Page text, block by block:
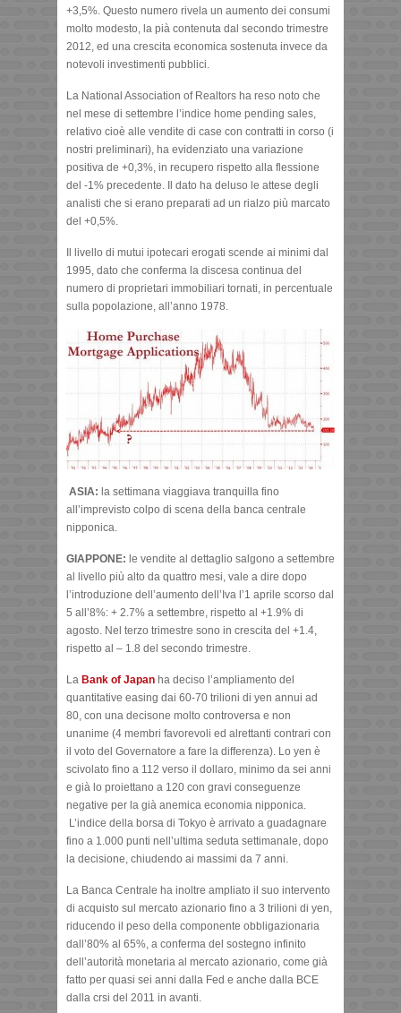
+3,5%. Questo numero rivela un aumento dei consumi
molto modesto, la pià contenuta dal secondo trimestre
2012, ed una crescita economica sostenuta invece da
notevoli investimenti pubblici.
La National Association of Realtors ha reso noto che
nel mese di settembre l’indice home pending sales,
relativo cioè alle vendite di case con contratti in corso (i
nostri preliminari), ha evidenziato una variazione
positiva de +0,3%, in recupero rispetto alla flessione
del -1% precedente. Il dato ha deluso le attese degli
analisti che si erano preparati ad un rialzo più marcato
del +0,5%.
Il livello di mutui ipotecari erogati scende ai minimi dal
1995, dato che conferma la discesa continua del
numero di proprietari immobiliari tornati, in percentuale
sulla popolazione, all’anno 1978.
ASIA: la settimana viaggiava tranquilla fino
all’imprevisto colpo di scena della banca centrale
nipponica.
GIAPPONE: le vendite al dettaglio salgono a settembre
al livello più alto da quattro mesi, vale a dire dopo
l’introduzione dell’aumento dell’Iva l’1 aprile scorso dal
5 all’8%: + 2.7% a settembre, rispetto al +1.9% di
agosto. Nel terzo trimestre sono in crescita del +1.4,
rispetto al – 1.8 del secondo trimestre.
La Bank of Japan ha deciso l’ampliamento del
quantitative easing dai 60-70 trilioni di yen annui ad
80, con una decisone molto controversa e non
unanime (4 membri favorevoli ed alrettanti contrari con
il voto del Governatore a fare la differenza). Lo yen è
scivolato fino a 112 verso il dollaro, minimo da sei anni
e già lo proiettano a 120 con gravi conseguenze
negative per la già anemica economia nipponica.
L’indice della borsa di Tokyo è arrivato a guadagnare
fino a 1.000 punti nell’ultima seduta settimanale, dopo
la decisione, chiudendo ai massimi da 7 anni.
La Banca Centrale ha inoltre ampliato il suo intervento
di acquisto sul mercato azionario fino a 3 trilioni di yen,
riducendo il peso della componente obbligazionaria
dall’80% al 65%, a conferma del sostegno infinito
dell’autorità monetaria al mercato azionario, come già
fatto per quasi sei anni dalla Fed e anche dalla BCE
dalla crsi del 2011 in avanti.